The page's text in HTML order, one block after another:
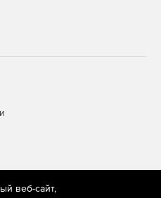
трафика.
веб-сайт,